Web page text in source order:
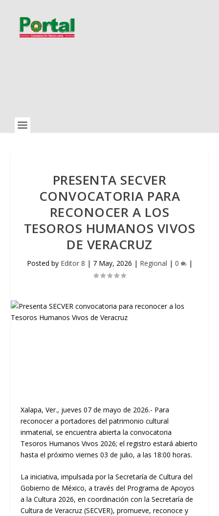
PRESENTA SECVER
CONVOCATORIA PARA
RECONOCER A LOS
TESOROS HUMANOS VIVOS
DE VERACRUZ
Posted by Editor 8 | 7 May, 2026 | Regional | 0 |
Xalapa, Ver., jueves 07 de mayo de 2026.- Para
reconocer a portadores del patrimonio cultural
inmaterial, se encuentra abierta la convocatoria
Tesoros Humanos Vivos 2026; el registro estará abierto
hasta el próximo viernes 03 de julio, a las 18:00 horas.
La iniciativa, impulsada por la Secretaría de Cultura del
Gobierno de México, a través del Programa de Apoyos
a la Cultura 2026, en coordinación con la Secretaría de
Cultura de Veracruz (SECVER), promueve, reconoce y